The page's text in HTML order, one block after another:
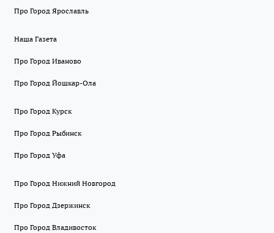
Про Город Ярославль
Наша Газета
Про Город Иваново
Про Город Йошкар-Ола
Про Город Курск
Про Город Рыбинск
Про Город Уфа
Про Город Нижний Новгород
Про Город Дзержинск
Про Город Владивосток